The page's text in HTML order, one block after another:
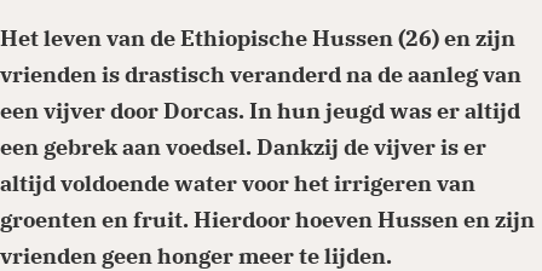
Het leven van de Ethiopische Hussen (26) en zijn
vrienden is drastisch veranderd na de aanleg van
een vijver door Dorcas. In hun jeugd was er altijd
een gebrek aan voedsel. Dankzij de vijver is er
altijd voldoende water voor het irrigeren van
groenten en fruit. Hierdoor hoeven Hussen en zijn
vrienden geen honger meer te lijden.